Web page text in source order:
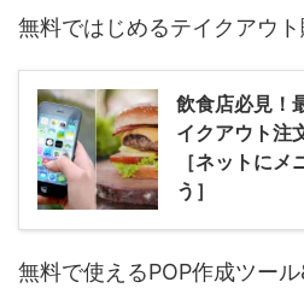
無料ではじめるテイクアウト
飲食店必見！
イクアウト注
［ネットにメ
う］
無料で使えるPOP作成ツー